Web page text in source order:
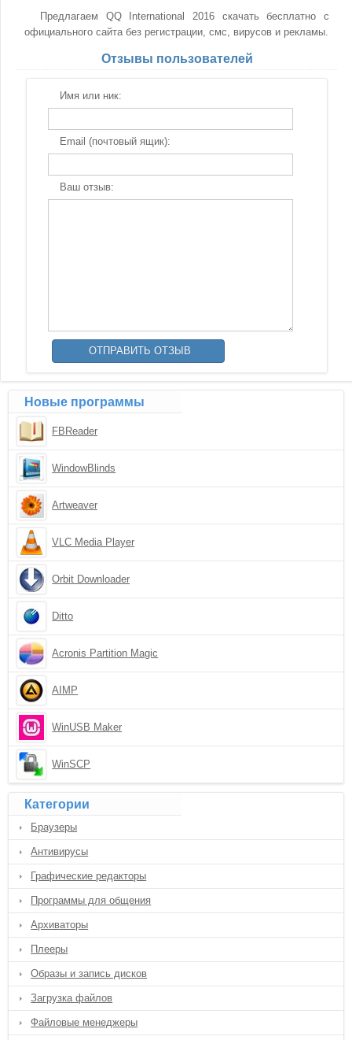
Предлагаем QQ International 2016 скачать бесплатно с
официального сайта без регистрации, смс, вирусов и рекламы.
Отзывы пользователей
Имя или ник:
Email (почтовый ящик):
Ваш отзыв:
Новые программы
FBReader
WindowBlinds
Artweaver
VLC Media Player
Orbit Downloader
Ditto
Acronis Partition Magic
AIMP
WinUSB Maker
WinSCP
Категории
Браузеры
Антивирусы
Графические редакторы
Программы для общения
Архиваторы
Плееры
Образы и запись дисков
Загрузка файлов
Файловые менеджеры